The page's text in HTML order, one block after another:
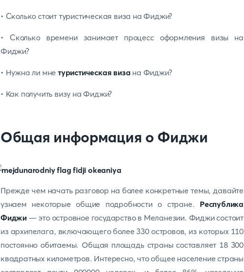
• Сколько стоит туристическая виза на Фиджи?
• Сколько времени занимает процесс оформления визы на
Фиджи?
• Нужна ли мне туристическая виза на Фиджи?
• Как получить визу на Фиджи?
Общая информация о Фиджи
Прежде чем начать разговор на более конкретные темы, давайте
узнаем некоторые общие подробности о стране. Республика
Фиджи — это островное государство в Меланезии. Фиджи состоит
из архипелага, включающего более 330 островов, из которых 110
постоянно обитаемы. Общая площадь страны составляет 18 300
квадратных километров. Интересно, что общее население страны